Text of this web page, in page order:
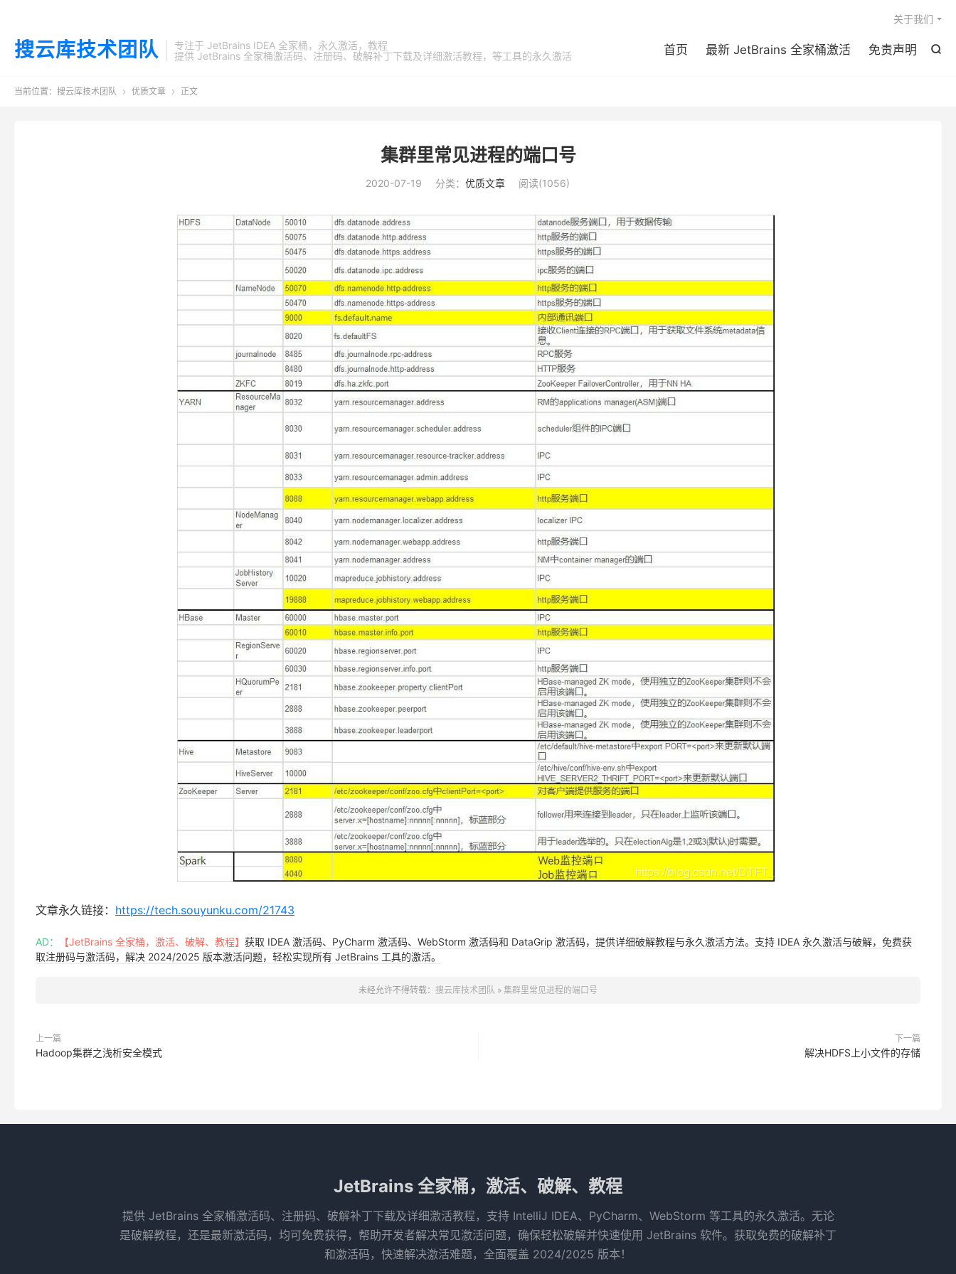
搜云库技术团队
专注于 JetBrains IDEA 全家桶，永久激活，教程
提供 JetBrains 全家桶激活码、注册码、破解补丁下载及详细激活教程，等工具的永久激活

首页 最新 JetBrains 全家桶激活 免责声明
关于我们
当前位置： 搜云库技术团队  优质文章  正文
集群里常见进程的端口号
2020-07-19 分类： 优质文章 阅读(1056)
文章永久链接： https://tech.souyunku.com/21743
AD： 【JetBrains 全家桶，激活、破解、教程】 获取 IDEA 激活码、PyCharm 激活码、WebStorm 激活码和 DataGrip 激活码，提供详细破解教程与永久激活方法。支持 IDEA 永久激活与破解，免费获
取注册码与激活码，解决 2024/2025 版本激活问题，轻松实现所有 JetBrains 工具的激活。
未经允许不得转载： 搜云库技术团队 » 集群里常见进程的端口号
上一篇
Hadoop集群之浅析安全模式
下一篇
解决HDFS上小文件的存储
JetBrains 全家桶，激活、破解、教程
提供 JetBrains 全家桶激活码、注册码、破解补丁下载及详细激活教程，支持 IntelliJ IDEA、PyCharm、WebStorm 等工具的永久激活。无论
是破解教程，还是最新激活码，均可免费获得，帮助开发者解决常见激活问题，确保轻松破解并快速使用 JetBrains 软件。获取免费的破解补丁
和激活码，快速解决激活难题，全面覆盖 2024/2025 版本！